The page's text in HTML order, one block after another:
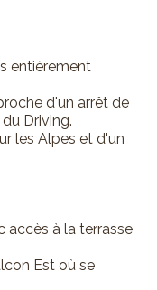
entièrement
d'un arrêt de
Driving.
les Alpes et d'un
accès à la terrasse
Est où se